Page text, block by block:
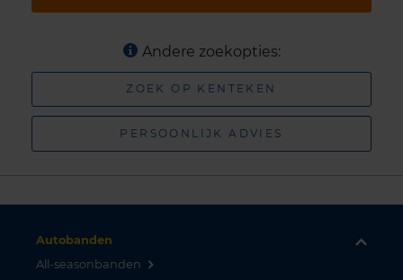
Andere zoekopties:
ZOEK OP KENTEKEN
PERSOONLIJK ADVIES
Autobanden
All-seasonbanden